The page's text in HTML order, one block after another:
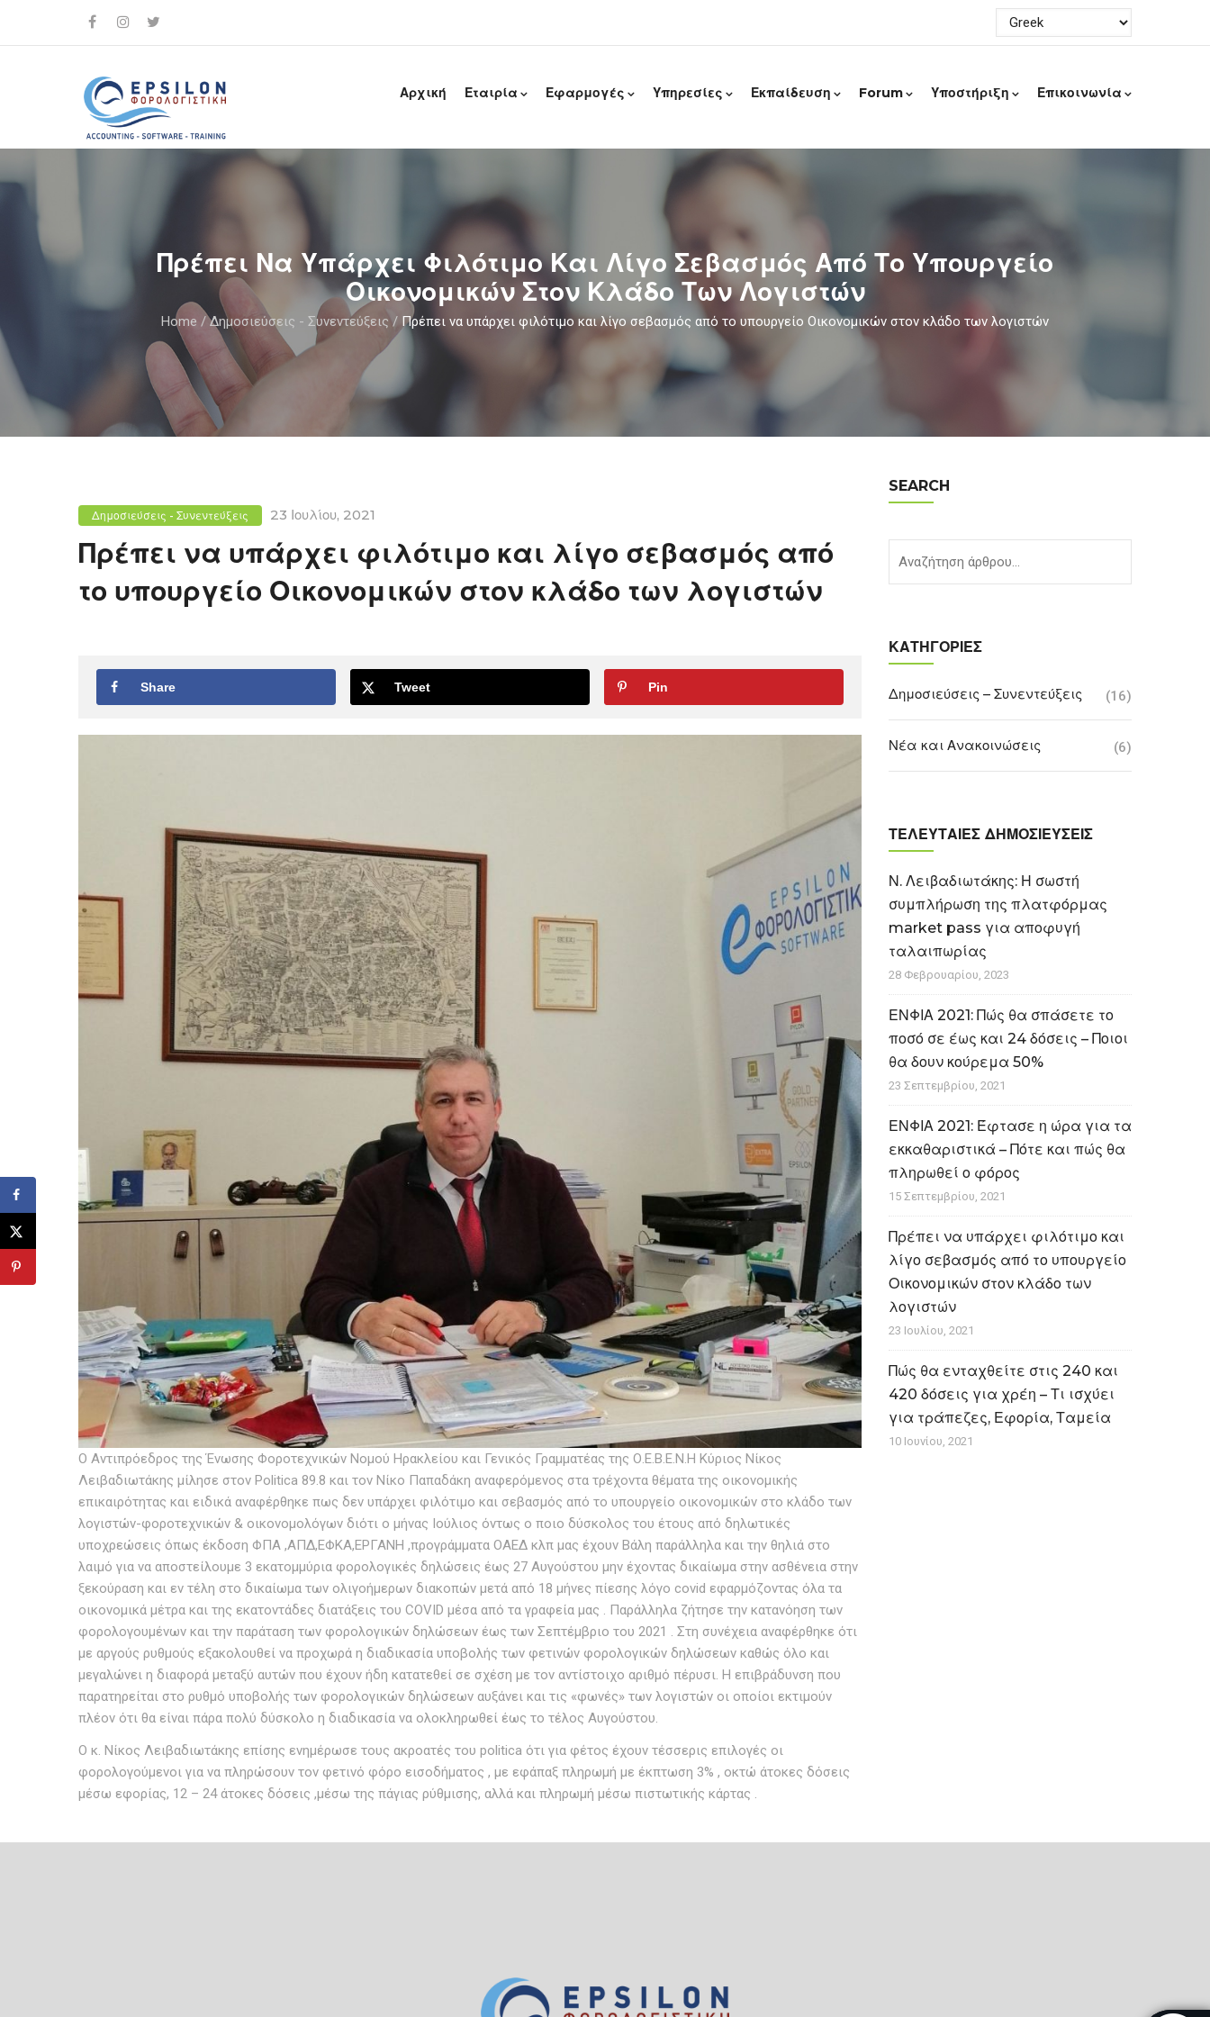
Αρχική Εταιρία Εφαρμογές Υπηρεσίες Εκπαίδευση Forum Υποστήριξη Επικοινωνία
Πρέπει Να Υπάρχει Φιλότιμο Και Λίγο Σεβασμός Από Το Υπουργείο
Οικονομικών Στον Κλάδο Των Λογιστών
Home / Δημοσιεύσεις - Συνεντεύξεις/ Πρέπει να υπάρχει φιλότιμο και λίγο σεβασμός από το υπουργείο Οικονομικών στον κλάδο των λογιστών
Δημοσιεύσεις - Συνεντεύξεις 23 Ιουλίου, 2021
Πρέπει να υπάρχει φιλότιμο και λίγο σεβασμός από
το υπουργείο Οικονομικών στον κλάδο των λογιστών
Share Tweet Pin
Ο Αντιπρόεδρος της Ένωσης Φοροτεχνικών Νομού Ηρακλείου και Γενικός Γραμματέας της Ο.Ε.Β.Ε.Ν.Η Κύριος Νίκος
Λειβαδιωτάκης μίλησε στον Politica 89.8 και τον Νίκο Παπαδάκη αναφερόμενος στα τρέχοντα θέματα της οικονομικής
επικαιρότητας και ειδικά αναφέρθηκε πως δεν υπάρχει φιλότιμο και σεβασμός από το υπουργείο οικονομικών στο κλάδο των
λογιστών-φοροτεχνικών & οικονομολόγων διότι ο μήνας Ιούλιος όντως ο ποιο δύσκολος του έτους από δηλωτικές
υποχρεώσεις όπως έκδοση ΦΠΑ ,ΑΠΔ,ΕΦΚΑ,ΕΡΓΑΝΗ ,προγράμματα ΟΑΕΔ κλπ μας έχουν Βάλη παράλληλα και την θηλιά στο
λαιμό για να αποστείλουμε 3 εκατομμύρια φορολογικές δηλώσεις έως 27 Αυγούστου μην έχοντας δικαίωμα στην ασθένεια στην
ξεκούραση και εν τέλη στο δικαίωμα των ολιγοήμερων διακοπών μετά από 18 μήνες πίεσης λόγο covid εφαρμόζοντας όλα τα
οικονομικά μέτρα και της εκατοντάδες διατάξεις του COVID μέσα από τα γραφεία μας . Παράλληλα ζήτησε την κατανόηση των
φορολογουμένων και την παράταση των φορολογικών δηλώσεων έως των Σεπτέμβριο του 2021 . Στη συνέχεια αναφέρθηκε ότι
με αργούς ρυθμούς εξακολουθεί να προχωρά η διαδικασία υποβολής των φετινών φορολογικών δηλώσεων καθώς όλο και
μεγαλώνει η διαφορά μεταξύ αυτών που έχουν ήδη κατατεθεί σε σχέση με τον αντίστοιχο αριθμό πέρυσι. Η επιβράδυνση που
παρατηρείται στο ρυθμό υποβολής των φορολογικών δηλώσεων αυξάνει και τις «φωνές» των λογιστών οι οποίοι εκτιμούν
πλέον ότι θα είναι πάρα πολύ δύσκολο η διαδικασία να ολοκληρωθεί έως το τέλος Αυγούστου.
Ο κ. Νίκος Λειβαδιωτάκης επίσης ενημέρωσε τους ακροατές του politica ότι για φέτος έχουν τέσσερις επιλογές οι
φορολογούμενοι για να πληρώσουν τον φετινό φόρο εισοδήματος , με εφάπαξ πληρωμή με έκπτωση 3% , οκτώ άτοκες δόσεις
μέσω εφορίας, 12 – 24 άτοκες δόσεις ,μέσω της πάγιας ρύθμισης, αλλά και πληρωμή μέσω πιστωτικής κάρτας .
SEARCH
ΚΑΤΗΓΟΡΊΕΣ
Δημοσιεύσεις – Συνεντεύξεις (16)
Νέα και Ανακοινώσεις (6)
ΤΕΛΕΥΤΑΊΕΣ ΔΗΜΟΣΙΕΎΣΕΙΣ
Ν. Λειβαδιωτάκης: Η σωστή
συμπλήρωση της πλατφόρμας
market pass για αποφυγή
ταλαιπωρίας
28 Φεβρουαρίου, 2023
ΕΝΦΙΑ 2021: Πώς θα σπάσετε το
ποσό σε έως και 24 δόσεις – Ποιοι
θα δουν κούρεμα 50%
23 Σεπτεμβρίου, 2021
ΕΝΦΙΑ 2021: Έφτασε η ώρα για τα
εκκαθαριστικά – Πότε και πώς θα
πληρωθεί ο φόρος
15 Σεπτεμβρίου, 2021
Πρέπει να υπάρχει φιλότιμο και
λίγο σεβασμός από το υπουργείο
Οικονομικών στον κλάδο των
λογιστών
23 Ιουλίου, 2021
Πώς θα ενταχθείτε στις 240 και
420 δόσεις για χρέη – Τι ισχύει
για τράπεζες, Εφορία, Ταμεία
10 Ιουνίου, 2021